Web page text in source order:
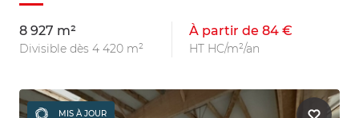
8 927 m²
Divisible dès 4 420 m²
À partir de 84 €
HT HC/m²/an
MIS À JOUR